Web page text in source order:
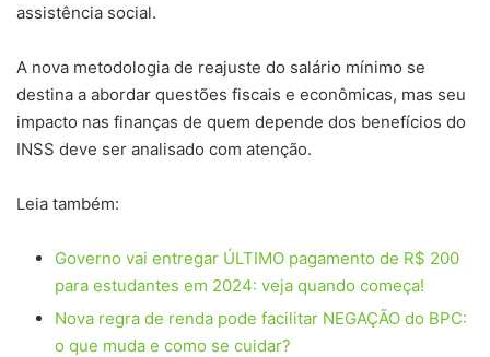
assistência social.
A nova metodologia de reajuste do salário mínimo se
destina a abordar questões fiscais e econômicas, mas seu
impacto nas finanças de quem depende dos benefícios do
INSS deve ser analisado com atenção.
Leia também:
Governo vai entregar ÚLTIMO pagamento de R$ 200
para estudantes em 2024: veja quando começa!
Nova regra de renda pode facilitar NEGAÇÃO do BPC:
o que muda e como se cuidar?